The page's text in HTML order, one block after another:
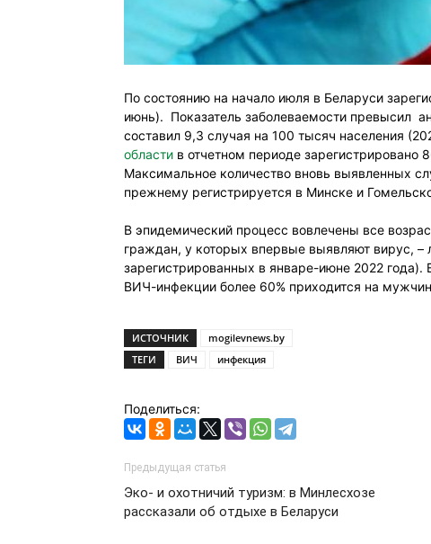
По состоянию на начало июля в Беларуси
июнь). Показатель заболеваемости превысил
составил 9,3 случая на 100 тысяч населения
области в отчетном периоде зарегистрировано
Максимальное количество вновь выявленных
прежнему регистрируется в Минске и
В эпидемический процесс вовлечены все
граждан, у которых впервые выявляют вирус, –
зарегистрированных в январе-июне 2022
ВИЧ-инфекции более 60% приходится на
ИСТОЧНИК
mogilevnews.by
ТЕГИ
ВИЧ инфекция
Поделиться:
Предыдущая статья
Эко- и охотничий туризм: в Минлесхозе
рассказали об отдыхе в Беларуси